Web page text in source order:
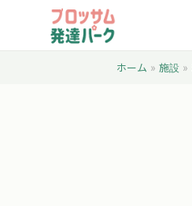
ホーム » 施設 »